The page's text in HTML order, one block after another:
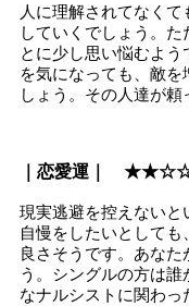
人に理解されてなく
していくでしょう。
とに少し思い悩むよ
を気になっても、敵
しょう。その人達が頼
｜恋愛運｜
現実逃避を控えない
自慢をしたいとして
良さそうです。あなた
う。シングルの方は
なナルシストに関わ